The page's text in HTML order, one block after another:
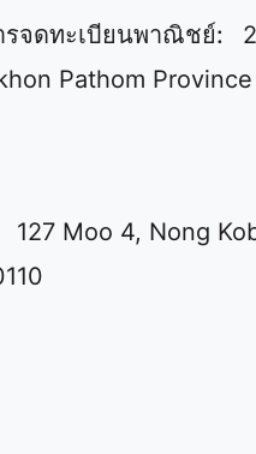
รจดทะเบียนพาณิชย์:
Pathom
127 Moo 4, Nong